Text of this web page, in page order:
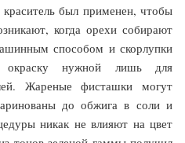
был применен, чтобы
когда орехи собирают
способом и скорлупки
окраску нужной лишь для
Жареные фисташки могут
до обжига в соли и
никак не влияют на цвет